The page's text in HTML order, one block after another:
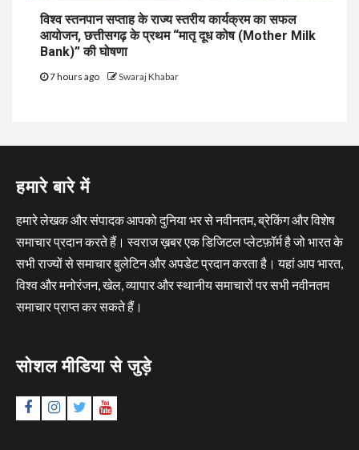
विश्व स्तनपान सप्ताह के राज्य स्तरीय कार्यक्रम का सफल
आयोजन, छत्तीसगढ़ के प्रथम “मातृ दूध कोष (Mother Milk
Bank)” की घोषणा
7 hours ago Swaraj Khabar
हमारे बारे में
हमारे लेखक और संपादक आपको दुनिया भर से नवीनतम, ब्रेकिंग और विशेष
समाचार प्रदान करते हैं। स्वराज ख़बर एक डिजिटल प्लेटफ़ॉर्म है जो भारत के
सभी राज्यों से समाचार बुलेटिन और अपडेट प्रदान करता है। यहां आप भारत,
विश्व और मनोरंजन, खेल, व्यापार और स्थानीय समाचारों पर सभी नवीनतम
समाचार प्राप्त कर सकते हैं।
सोशल मीडिया से जुड़े
FacebookInstagram
TwitterYouTube